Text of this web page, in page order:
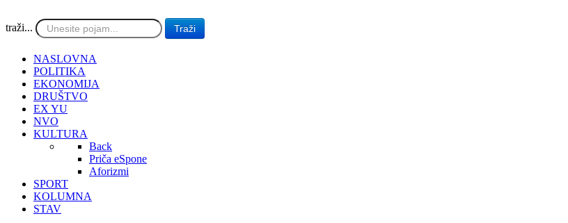
traži... Traži
NASLOVNA
POLITIKA
EKONOMIJA
DRUŠTVO
EX YU
NVO
KULTURA
Back
Priča eSpone
Aforizmi
SPORT
KOLUMNA
STAV